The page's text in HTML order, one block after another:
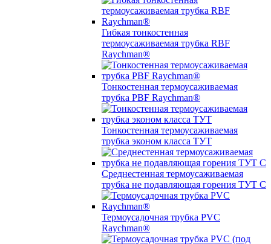
Гибкая тонкостенная
термоусаживаемая трубка RBF
Raychman®
Тонкостенная термоусаживаемая
трубка PBF Raychman®
Тонкостенная термоусаживаемая
трубка эконом класса ТУТ
Среднестенная термоусаживаемая
трубка не подавляющая горения ТУТ С
Термоусадочная трубка PVC
Raychman®